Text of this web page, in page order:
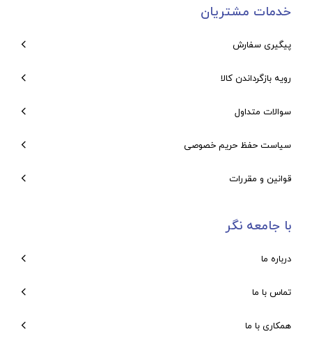
خدمات مشتریان
پیگیری سفارش
رویه بازگرداندن کالا
سوالات متداول
سیاست حفظ حریم خصوصی
قوانین و مقررات
با جامعه نگر
درباره ما
تماس با ما
همکاری با ما